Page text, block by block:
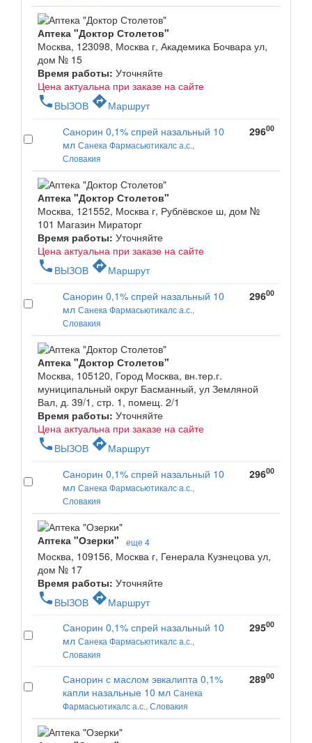
Аптека "Доктор Столетов"
Москва, 123098, Москва г, Академика Бочвара ул,
дом № 15
Время работы: Уточняйте
Цена актуальна при заказе на сайте
phone ВЫЗОВ directionsМаршрут
Санорин 0,1% спрей назальный 10
мл Санека Фармасьютикалс а.с.,
Словакия
29600
Аптека "Доктор Столетов"
Москва, 121552, Москва г, Рублёвское ш, дом №
101 Магазин Мираторг
Время работы: Уточняйте
Цена актуальна при заказе на сайте
phone ВЫЗОВ directionsМаршрут
Санорин 0,1% спрей назальный 10
мл Санека Фармасьютикалс а.с.,
Словакия
29600
Аптека "Доктор Столетов"
Москва, 105120, Город Москва, вн.тер.г.
муниципальный округ Басманный, ул Земляной
Вал, д. 39/1, стр. 1, помещ. 2/1
Время работы: Уточняйте
Цена актуальна при заказе на сайте
phone ВЫЗОВ directionsМаршрут
Санорин 0,1% спрей назальный 10
мл Санека Фармасьютикалс а.с.,
Словакия
29600
Аптека "Озерки" еще 4
Москва, 109156, Москва г, Генерала Кузнецова ул,
дом № 17
Время работы: Уточняйте
phone ВЫЗОВ directionsМаршрут
Санорин 0,1% спрей назальный 10
мл Санека Фармасьютикалс а.с.,
Словакия
29500
Санорин с маслом эвкалипта 0,1%
капли назальные 10 мл Санека
Фармасьютикалс а.с., Словакия
28900